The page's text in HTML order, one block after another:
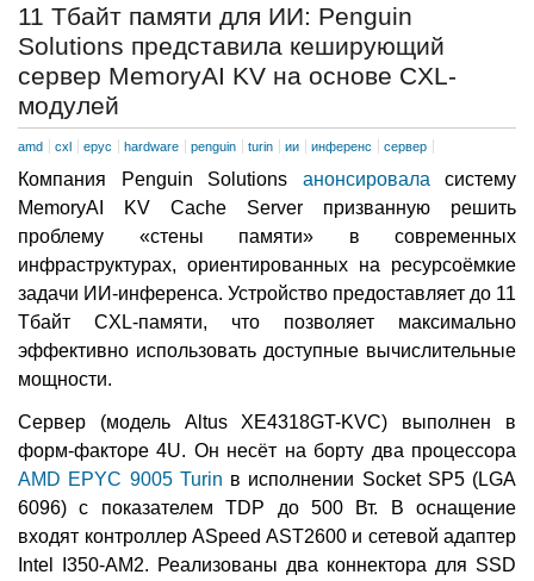
11 Тбайт памяти для ИИ: Penguin
Solutions представила кеширующий
сервер MemoryAI KV на основе CXL-
модулей
amd cxl epyc hardware penguin turin ии инференс сервер
Компания Penguin Solutions анонсировала систему
MemoryAI KV Cache Server призванную решить
проблему «стены памяти» в современных
инфраструктурах, ориентированных на ресурсоёмкие
задачи ИИ-инференса. Устройство предоставляет до 11
Тбайт CXL-памяти, что позволяет максимально
эффективно использовать доступные вычислительные
мощности.
Сервер (модель Altus XE4318GT-KVC) выполнен в
форм-факторе 4U. Он несёт на борту два процессора
AMD EPYC 9005 Turin в исполнении Socket SP5 (LGA
6096) с показателем TDP до 500 Вт. В оснащение
входят контроллер ASpeed AST2600 и сетевой адаптер
Intel I350-AM2. Реализованы два коннектора для SSD